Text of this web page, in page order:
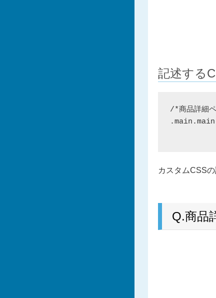
記述する
/*商品詳細
カスタムCSS
Q.商品